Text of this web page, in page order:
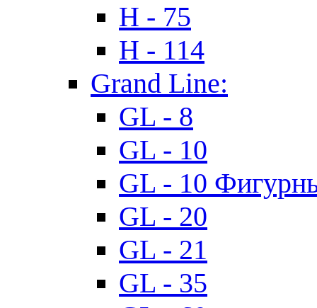
H - 75
H - 114
Grand Line:
GL - 8
GL - 10
GL - 10
GL - 20
GL - 21
GL - 35